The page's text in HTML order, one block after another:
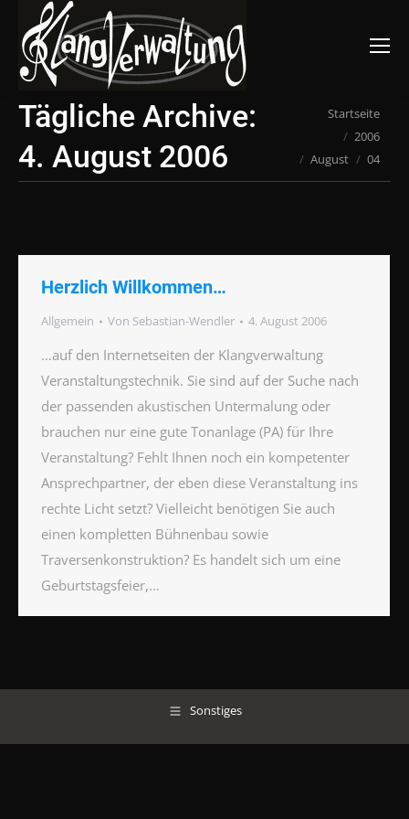
Suchen:
Tägliche Archive:
4. August 2006
Du bist hier:Startseite
2006
August
04
Herzlich Willkommen…
Allgemein Von Sebastian-Wendler 4. August 2006
…auf den Internetseiten der Klangverwaltung
Veranstaltungstechnik. Sie sind auf der Suche nach
der passenden akustischen Untermalung oder
brauchen nur eine gute Tonanlage (PA) für Ihre
Veranstaltung? Fehlt Ihnen noch ein kompetenter
Ansprechpartner, der eben diese Veranstaltung ins
rechte Licht setzt? Vielleicht benötigen Sie auch
einen kompletten Bühnenbau sowie
Traversenkonstruktion? Es handelt sich um eine
Geburtstagsfeier,…
Sonstiges